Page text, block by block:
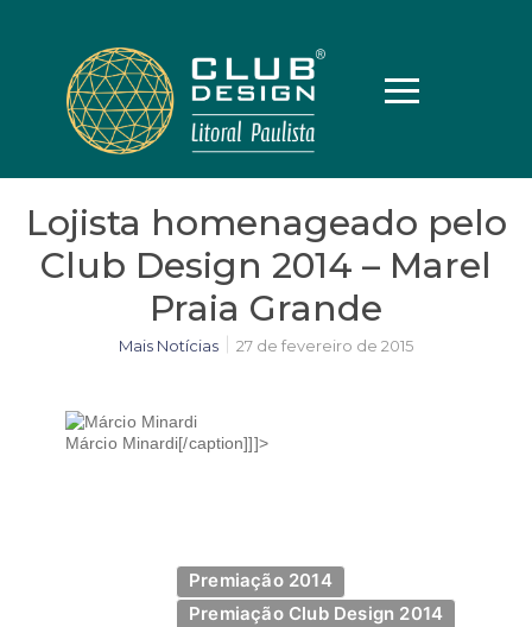
Lojista homenageado pelo
Club Design 2014 – Marel
Praia Grande
Mais Notícias 27 de fevereiro de 2015
Márcio Minardi[/caption]]]>
Premiação 2014
Premiação Club Design 2014